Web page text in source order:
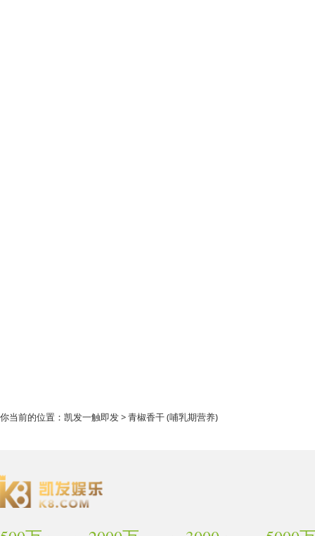
你当前的位置： 凯发一触即发> 青椒香干 (哺乳期营养)